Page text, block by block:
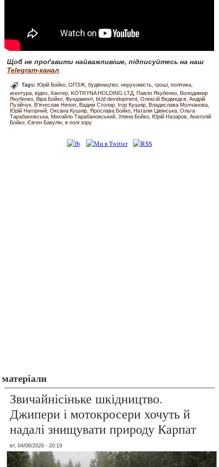
Щоб не проґавити найважливіше, підписуйтесь на наш
Telegram-канал
Tags: Юрій Бойко ОПЗЖ будівництво нерухомість гроші політика
агентура відео Хантер KOTRYNA HOLDING LTД Павло Якубенко Володимир
Якубенко Віра Бойко Фундамент bUd development Олексій Ведмедєв Андрій
Пузійчук В’ячеслав Непоп Вадим Столар Ігор Кушнір Владислава Молчанова
Юрій Нагорний Оксана Кушнір Ярослава Бойко Наталія Цівінська Ольга
Тарабановська Михайло Тарабановський Уляна Бойко Юрій Назаров Анатолій
Бойко Євген Бакулін в полі зору
матеріали
Звичайнісіньке шкідництво.
Джипери і мотокросери хочуть й
надалі знищувати природу Карпат
вт, 04/08/2026 - 20:19